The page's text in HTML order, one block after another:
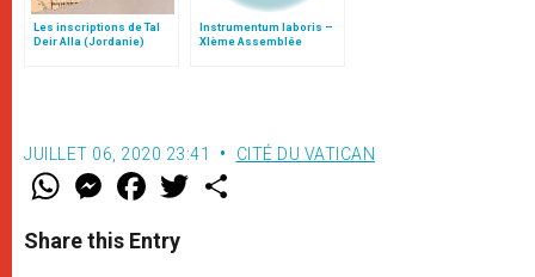
Les inscriptions de Tal
Deir Alla (Jordanie)
Instrumentum laboris –
XIème Assemblée
JUILLET 06, 2020 23:41 CITÉ DU VATICAN
W
t
s
M
e
s
e
F
a
e
b
w
Share this Entry